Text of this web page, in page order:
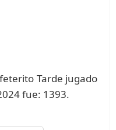
Tarde jugado
fue: 1393.